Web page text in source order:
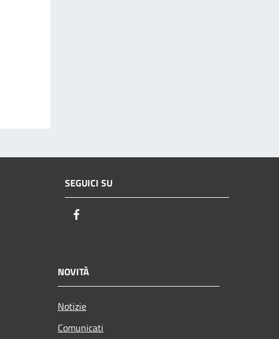
SEGUICI SU
NOVITÀ
Notizie
Comunicati